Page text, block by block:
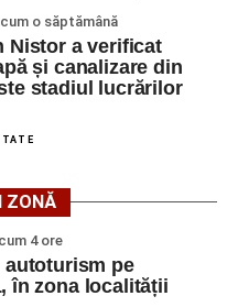
pe Autostrada A1, în zona
o săptămână
Nistor a verificat
și canalizare din
stadiul lucrărilor
ZONĂ
4 ore
autoturism pe
în zona localității